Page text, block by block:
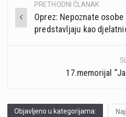
Post
navigation
PRETHODNI ČLANAK
Oprez: Nepoznate osobe
predstavljaju kao
17.memorijal
Objavljeno u kategorijama: